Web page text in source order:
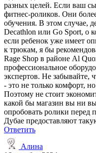
разных целей. Если ваш
фитнес-роликов. Они
обучения. В этом случае,
Decathlon или Go Sport, о
если ребенок уже имеет
к трюкам, я бы
Rage Shop в районе Al
профессиональное
экспертов. Не забывайте,
- это не только комфорт,
Поэтому не стоит
какой бы магазин вы ни
опробовать ролики перед
Дубае предоставляют
Ответить
Алина